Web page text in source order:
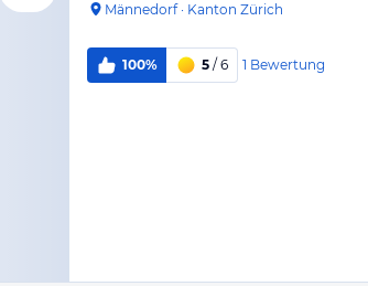
Männedorf· Kanton Zürich
100% 5 / 6 1 Bewertung